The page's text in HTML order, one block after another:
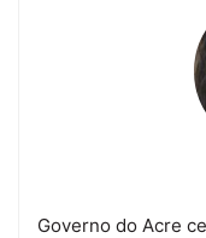
Governo do Acre